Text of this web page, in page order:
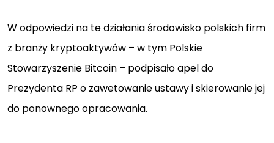
W odpowiedzi na te działania środowisko polskich firm
z branży kryptoaktywów – w tym Polskie
Stowarzyszenie Bitcoin – podpisało apel do
Prezydenta RP o zawetowanie ustawy i skierowanie jej
do ponownego opracowania.